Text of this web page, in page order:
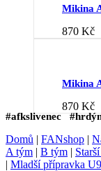
Mikina
870 Kč
Mikina
870 Kč
#afkslivenec
Domů | FANshop |
A tým | B tým |
| Mladší přípravka U9